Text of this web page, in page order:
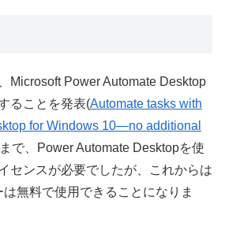
Microsoft Power Automate Desktop
ることを発表(Automate tasks with
for Windows 10—no additional
で、Power Automate Desktopを使
センスが必要でしたが、これからは
無料で使用できることになりま